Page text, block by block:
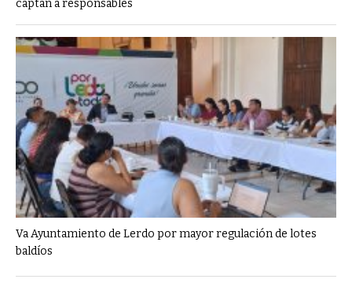
captan a responsables
Va Ayuntamiento de Lerdo por mayor regulación de lotes
baldíos